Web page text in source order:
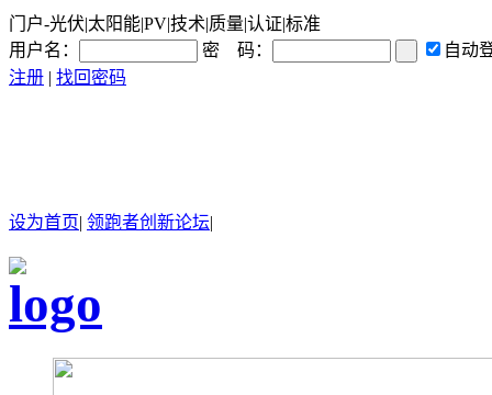
门户-光伏|太阳能|PV|技术|质量|认证|标准
用户名：
密 码：
自动
注册 | 找回密码
设为首页| 领跑者创新论坛|